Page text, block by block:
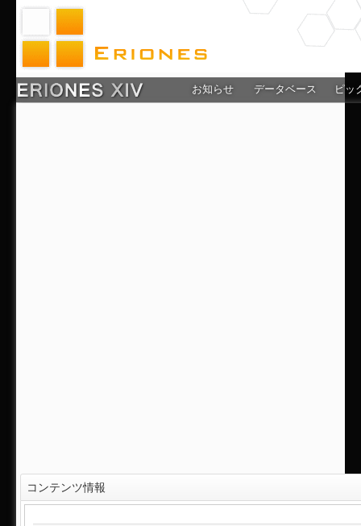
お知らせ データベース ピッ
コンテンツ情報